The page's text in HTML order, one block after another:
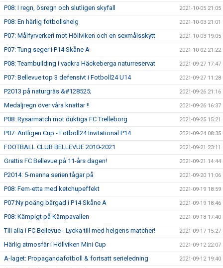
P08: I regn, ösregn och slutligen skyfall 2021-10-05 21:05
P08: En härlig fotbollshelg 2021-10-03 21:01
P07: Målfyrverkeri mot Höllviken och en sexmålsskytt 2021-10-03 19:05
P07: Tung seger i P14 Skåne A 2021-10-02 21:22
P08: Teambuilding i vackra Häckeberga naturreservat 2021-09-27 17:47
P07: Bellevue top 3 defensivt i Fotboll24 U14 2021-09-27 11:28
P2013 på naturgräs &#128525; 2021-09-26 21:16
Medaljregn över våra knattar !! 2021-09-26 16:37
P08: Rysarmatch mot duktiga FC Trelleborg 2021-09-25 15:21
P07: Äntligen Cup - Fotboll24 Invitational P14 2021-09-24 08:35
FOOTBALL CLUB BELLEVUE 2010-2021 2021-09-21 23:11
Grattis FC Bellevue på 11-års dagen! 2021-09-21 14:44
P2014: 5-manna serien tågar på 2021-09-20 11:06
P08: Fem-etta med ketchupeffekt 2021-09-19 18:59
P07:Ny poäng bärgad i P14 Skåne A 2021-09-19 18:46
P08: Kämpigt på Kämpavallen 2021-09-18 17:40
Till alla i FC Bellevue - Lycka till med helgens matcher! 2021-09-17 15:27
Härlig atmosfär i Höllviken Mini Cup 2021-09-12 22:07
A-laget: Propagandafotboll & fortsatt serieledning 2021-09-12 19:40